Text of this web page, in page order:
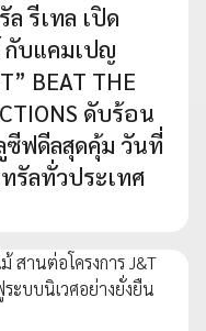
รีเทล เปิด
กับแคมเปญ
BEAT THE
ดับร้อน
ซีฟดีลสุดคุ้ม วันที่
รัลทั่วประเทศ